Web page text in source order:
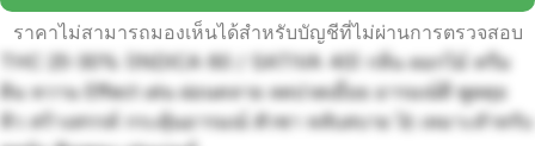
ราคาไม่สามารถมองเห็นได้สำหรับบัญชีที่ไม่ผ่านการตรวจสอบ
THC 25-30% (INDICA 60 / SATIVA 40) กลิ่น ดอกไม้ ครีม
ดิน หวาน Effect เด่น ผ่อนคลาย ลดปวดเมื่อย อารมณ์ดี พูดคุย
หิว สร้างสรรค์ กระตุ้นอารมณ์ ตัวชา หลับสบาย 🚀 เหมาะสำหรับ